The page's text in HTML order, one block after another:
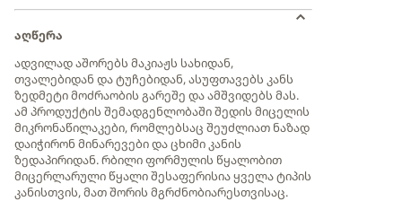
აღწერა
ადვილად აშორებს მაკიაჟს სახიდან,
თვალებიდან და ტუჩებიდან, ასუფთავებს კანს
ზედმეტი მოძრაობის გარეშე და ამშვიდებს მას.
ამ პროდუქტის შემადგენლობაში შედის მიცელის
მიკრონაწილაკები, რომლებსაც შეუძლიათ ნაზად
დაიჭირონ მინარევები და ცხიმი კანის
ზედაპირიდან. რბილი ფორმულის წყალობით
მიცერლარული წყალი შესაფერისია ყველა ტიპის
კანისთვის, მათ შორის მგრძნობიარესთვისაც.